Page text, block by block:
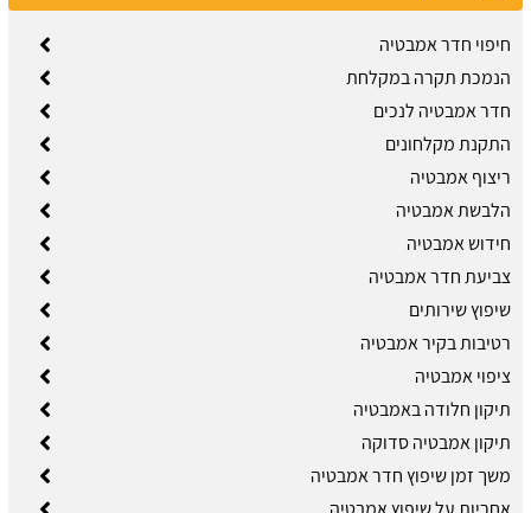
חיפוי חדר אמבטיה
הנמכת תקרה במקלחת
חדר אמבטיה לנכים
התקנת מקלחונים
ריצוף אמבטיה
הלבשת אמבטיה
חידוש אמבטיה
צביעת חדר אמבטיה
שיפוץ שירותים
רטיבות בקיר אמבטיה
ציפוי אמבטיה
תיקון חלודה באמבטיה
תיקון אמבטיה סדוקה
משך זמן שיפוץ חדר אמבטיה